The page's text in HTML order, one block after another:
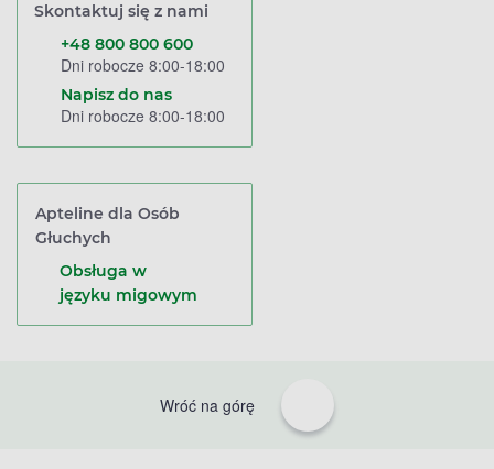
Skontaktuj się z nami
+48 800 800 600
Dni robocze 8:00-18:00
Napisz do nas
Dni robocze 8:00-18:00
Apteline dla Osób
Głuchych
Obsługa w
języku migowym
Wróć na górę